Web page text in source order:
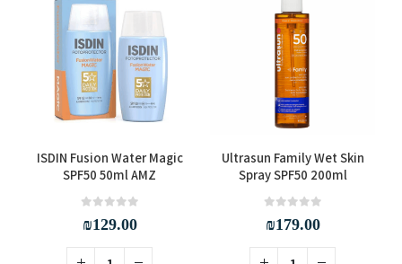
Ultrasun Family Wet Skin
Spray SPF50 200ml
₪179.00
ISDIN Fusion Water Magic
SPF50 50ml AMZ
₪129.00